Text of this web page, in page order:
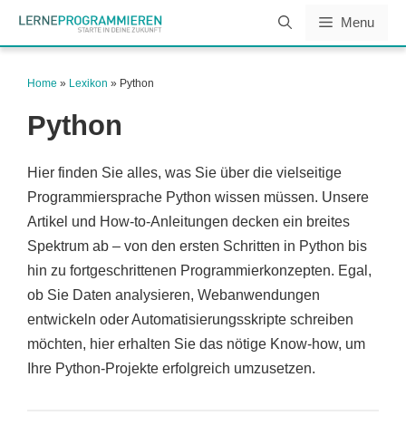
Menu
Home » Lexikon » Python
Python
Hier finden Sie alles, was Sie über die vielseitige
Programmiersprache Python wissen müssen. Unsere
Artikel und How-to-Anleitungen decken ein breites
Spektrum ab – von den ersten Schritten in Python bis
hin zu fortgeschrittenen Programmierkonzepten. Egal,
ob Sie Daten analysieren, Webanwendungen
entwickeln oder Automatisierungsskripte schreiben
möchten, hier erhalten Sie das nötige Know-how, um
Ihre Python-Projekte erfolgreich umzusetzen.